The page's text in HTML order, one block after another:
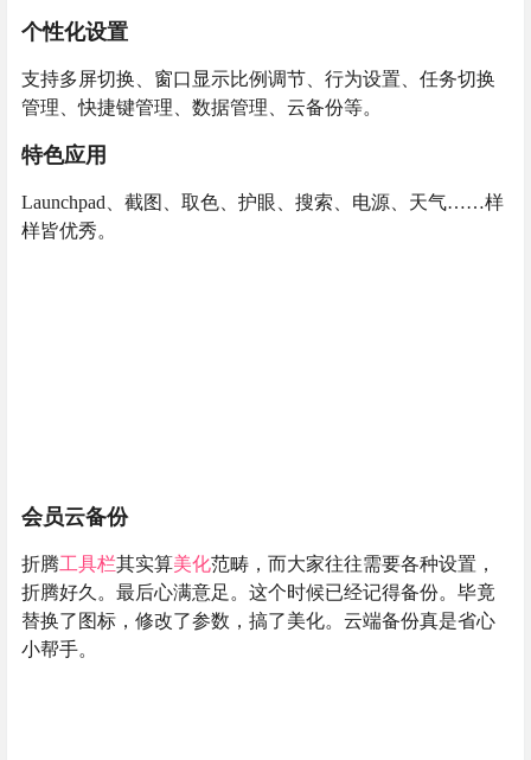
个性化设置
支持多屏切换、窗口显示比例调节、行为设置、任务切换
管理、快捷键管理、数据管理、云备份等。
特色应用
Launchpad、截图、取色、护眼、搜索、电源、天气……样
样皆优秀。
会员云备份
折腾工具栏其实算美化范畴，而大家往往需要各种设置，
折腾好久。最后心满意足。这个时候已经记得备份。毕竟
替换了图标，修改了参数，搞了美化。云端备份真是省心
小帮手。